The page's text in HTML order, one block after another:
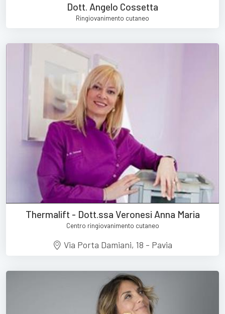
Dott. Angelo Cossetta
Ringiovanimento cutaneo
Thermalift - Dott.ssa Veronesi Anna Maria
Centro ringiovanimento cutaneo
Via Porta Damiani, 18 - Pavia